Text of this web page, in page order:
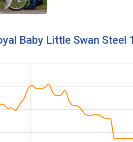
Baby Little Swan Steel